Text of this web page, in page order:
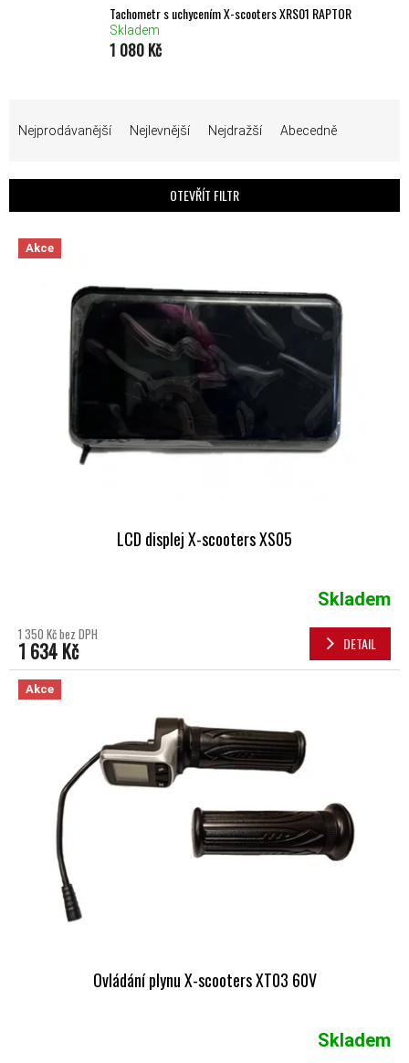
Tachometr s uchycením X-scooters XRS01 RAPTOR
Skladem
1 080 Kč
Nejprodávanější Nejlevnější Nejdražší Abecedně
OTEVŘÍT FILTR
VÝPIS PRODUKTŮ
Akce
LCD displej X-scooters XS05
Skladem
1 350 Kč bez DPH
1 634 Kč DETAIL
Akce
Ovládání plynu X-scooters XT03 60V
Skladem